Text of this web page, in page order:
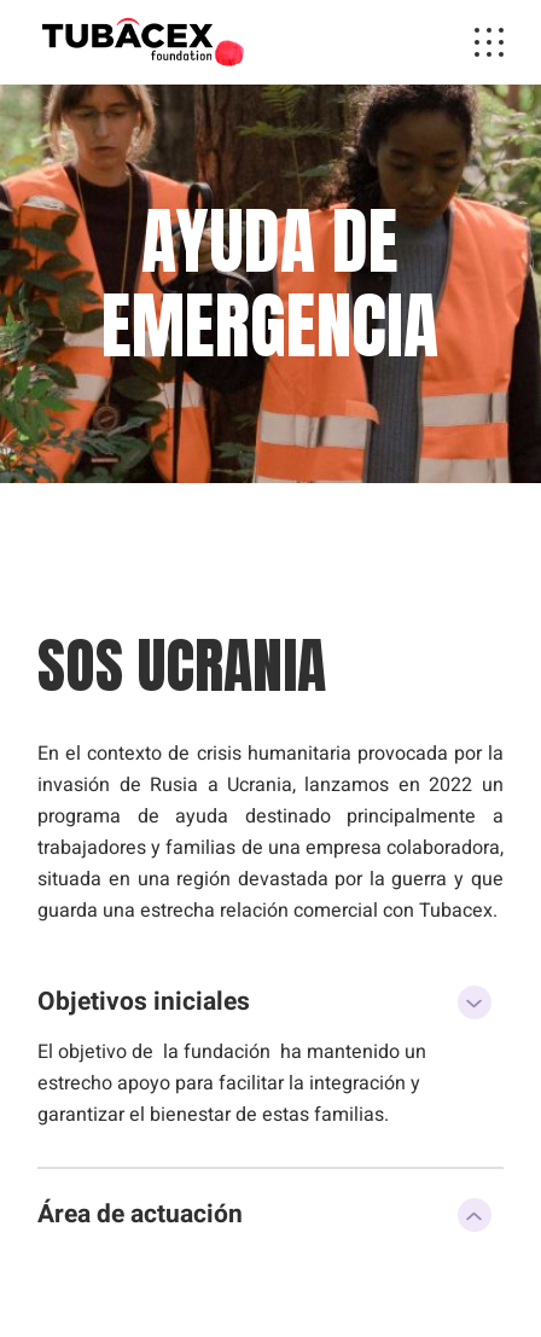
AYUDA DE
EMERGENCIA
SOS UCRANIA
En el contexto de crisis humanitaria provocada por la
invasión de Rusia a Ucrania, lanzamos en 2022 un
programa de ayuda destinado principalmente a
trabajadores y familias de una empresa colaboradora,
situada en una región devastada por la guerra y que
guarda una estrecha relación comercial con Tubacex.
Objetivos iniciales
El objetivo de la fundación ha mantenido un
estrecho apoyo para facilitar la integración y
garantizar el bienestar de estas familias.
Área de actuación